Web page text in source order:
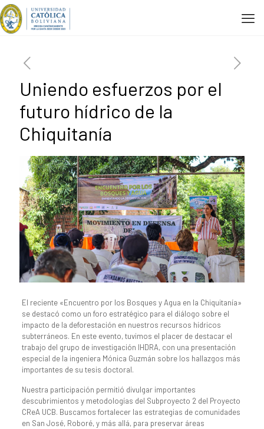
Uniendo esfuerzos por el
futuro hídrico de la
Chiquitanía
El reciente «Encuentro por los Bosques y Agua en la Chiquitanía»
se destacó como un foro estratégico para el diálogo sobre el
impacto de la deforestación en nuestros recursos hídricos
subterráneos. En este evento, tuvimos el placer de destacar el
trabajo del grupo de investigación IHDRA, con una presentación
especial de la ingeniera Mónica Guzmán sobre los hallazgos más
importantes de su tesis doctoral.
Nuestra participación permitió divulgar importantes
descubrimientos y metodologías del Subproyecto 2 del Proyecto
CReA UCB. Buscamos fortalecer las estrategias de comunidades
en San José, Roboré, y más allá, para preservar áreas